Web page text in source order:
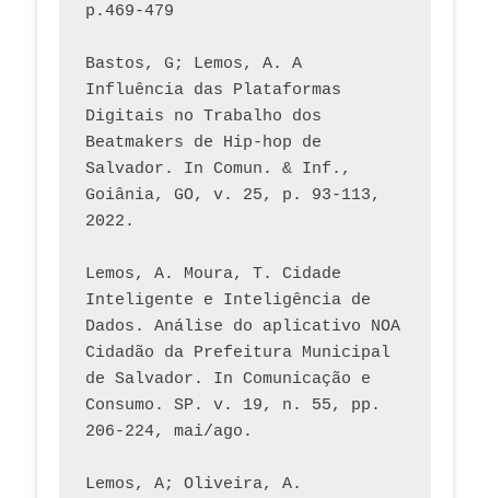
p.469-479
Bastos, G; Lemos, A. A
Influência das Plataformas
Digitais no Trabalho dos
Beatmakers de Hip-hop de
Salvador. In Comun. & Inf.,
Goiânia, GO, v. 25, p. 93-113,
2022.
Lemos, A. Moura, T. Cidade
Inteligente e Inteligência de
Dados. Análise do aplicativo NOA
Cidadão da Prefeitura Municipal
de Salvador. In Comunicação e
Consumo. SP. v. 19, n. 55, pp.
206-224, mai/ago.
Lemos, A; Oliveira, A.